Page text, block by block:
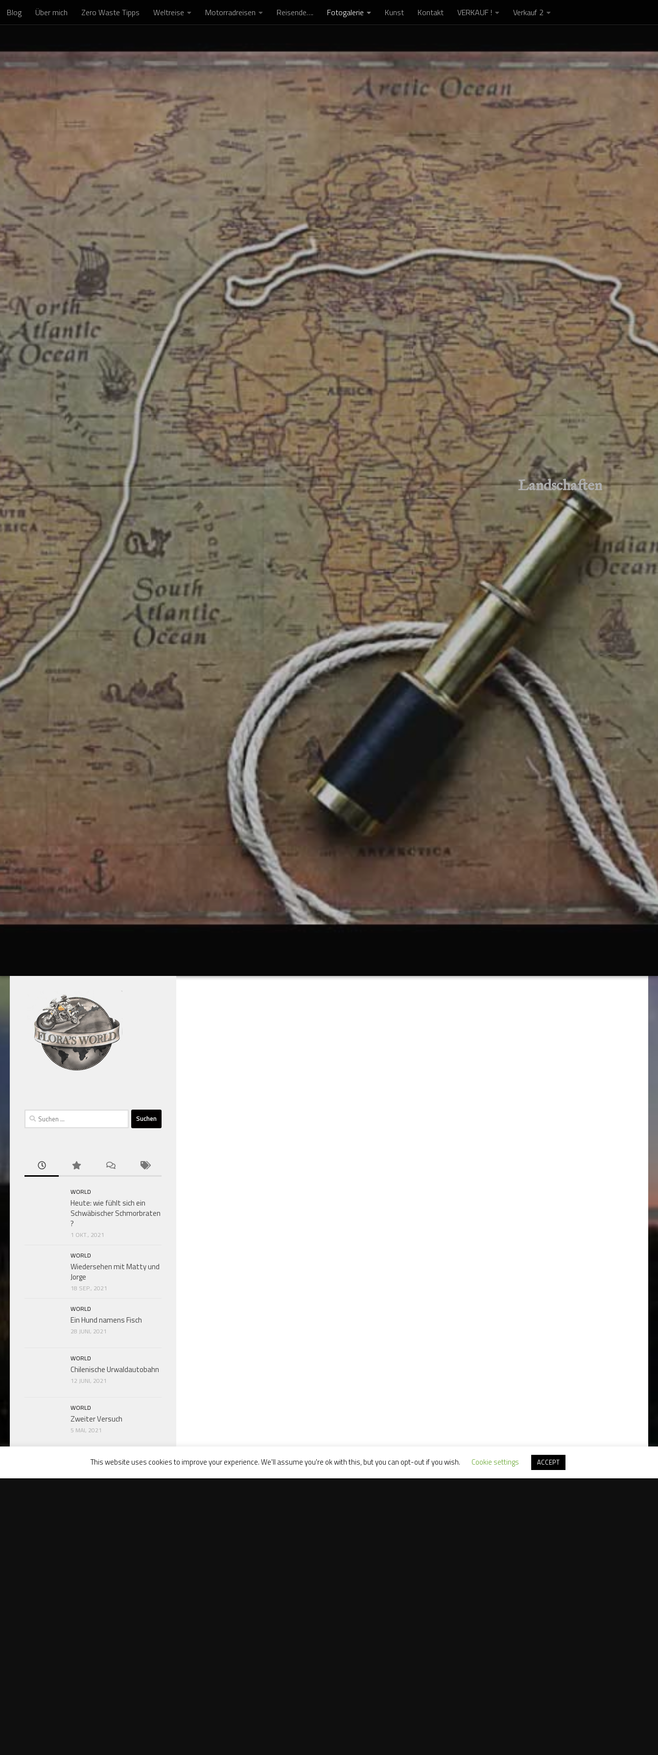
Skip to content
Blog Über mich Zero Waste Tipps Weltreise Motorradreisen Reisende…. Fotogalerie Kunst Kontakt VERKAUF ! Verkauf 2
Landschaften
Suchen
nach:
WORLD
Heute: wie fühlt sich ein
Schwäbischer Schmorbraten
?
1 OKT., 2021
WORLD
Wiedersehen mit Matty und
Jorge
18 SEP., 2021
WORLD
Ein Hund namens Fisch
28 JUNI, 2021
WORLD
Chilenische Urwaldautobahn
12 JUNI, 2021
WORLD
Zweiter Versuch
5 MAI, 2021
KATEGORIEN
This website uses cookies to improve your experience. We'll assume you're ok with this, but you can opt-out if you wish. Cookie settings ACCEPT